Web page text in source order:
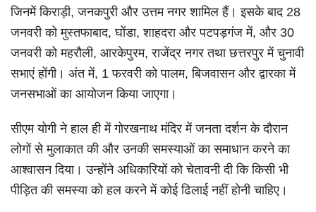
जिनमें किराड़ी, जनकपुरी और उत्तम नगर शामिल हैं। इसके बाद 28
जनवरी को मुस्तफाबाद, घोंडा, शाहदरा और पटपड़गंज में, और 30
जनवरी को महरौली, आरकेपुरम, राजेंद्र नगर तथा छत्तरपुर में चुनावी
सभाएं होंगी। अंत में, 1 फरवरी को पालम, बिजवासन और द्वारका में
जनसभाओं का आयोजन किया जाएगा।
सीएम योगी ने हाल ही में गोरखनाथ मंदिर में जनता दर्शन के दौरान
लोगों से मुलाकात की और उनकी समस्याओं का समाधान करने का
आश्वासन दिया। उन्होंने अधिकारियों को चेतावनी दी कि किसी भी
पीड़ित की समस्या को हल करने में कोई ढिलाई नहीं होनी चाहिए।